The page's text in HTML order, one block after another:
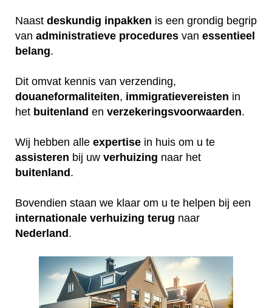
Naast deskundig inpakken is een grondig begrip
van administratieve procedures van essentieel
belang.
Dit omvat kennis van verzending,
douaneformaliteiten, immigratievereisten in
het buitenland en verzekeringsvoorwaarden.
Wij hebben alle expertise in huis om u te
assisteren bij uw verhuizing naar het
buitenland.
Bovendien staan we klaar om u te helpen bij een
internationale verhuizing terug naar
Nederland.